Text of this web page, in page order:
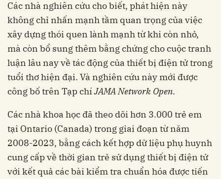
không chỉ nhấn mạnh tầm quan trọng của việc
xây dựng thói quen lành mạnh từ khi còn nhỏ,
mà còn bổ sung thêm bằng chứng cho cuộc tranh
luận lâu nay về tác động của thiết bị điện tử trong
tuổi thơ hiện đại. Và nghiên cứu này mới được
công bố trên Tạp chí‏‏JAMANetwork Open
tại Ontario (Canada) trong giai đoạn từ năm
2008-2023, bằng cách kết hợp dữ liệu phụ huynh
cung cấp về thời gian trẻ sử dụng thiết bị điện tử
với kết quả các bài kiểm tra chuẩn hóa được tiến